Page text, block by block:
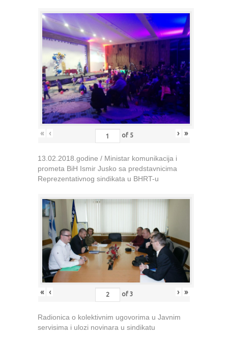
« ‹ of 5 › »
13.02.2018.godine / Ministar komunikacija i
prometa BiH Ismir Jusko sa predstavnicima
Reprezentativnog sindikata u BHRT-u
« ‹ of 3 › »
Radionica o kolektivnim ugovorima u Javnim
servisima i ulozi novinara u sindikatu